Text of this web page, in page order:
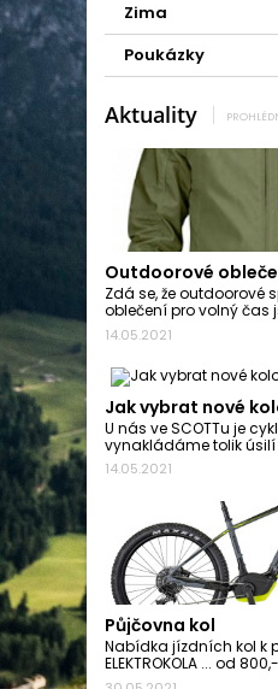
Zima
Poukázky
Aktuality
Zdá se, že outdoorové
oblečení pro volný čas
14.05.2021
Jak vybrat nové
U nás ve SCOTTu je
vynakládáme tolik úsilí
14.05.2021
Půjčovna kol
Nabídka jízdních kol k
ELEKTROKOLA ... od